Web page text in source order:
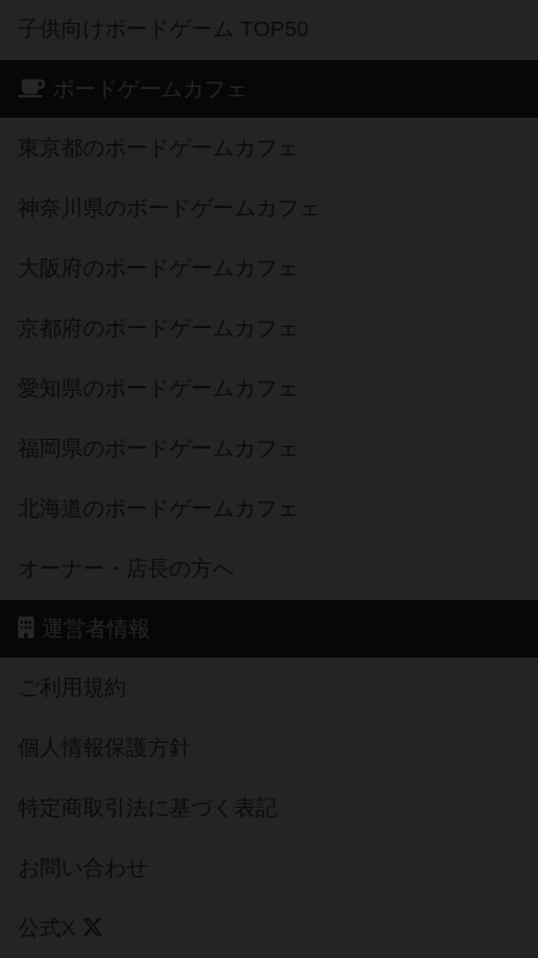
子供向けボードゲーム TOP50
ボードゲームカフェ
東京都のボードゲームカフェ
神奈川県のボードゲームカフェ
大阪府のボードゲームカフェ
京都府のボードゲームカフェ
愛知県のボードゲームカフェ
福岡県のボードゲームカフェ
北海道のボードゲームカフェ
オーナー・店長の方へ
運営者情報
ご利用規約
個人情報保護方針
特定商取引法に基づく表記
お問い合わせ
公式X